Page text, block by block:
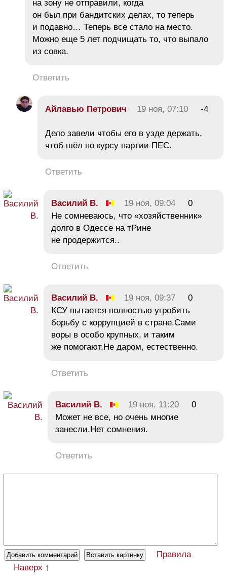
на зону не отправили, когда
он был при бандитских делах, то теперь
и подавно… Теперь все стало на место.
Можно еще 5 лет подчищать то, что выпало
из совка.
Ответить
Айлавью Петрович 19 ноя, 07:10 -4
Дело завели чтобы его в узде держать,
чтоб шёл по курсу партии ПЕС.
Ответить
Василий В. 19 ноя, 09:04
0
Не сомневаюсь, что «хозяйственник»
долго в Одессе на тРине
не продержится..
Ответить
Василий В. 19 ноя, 09:37
0
КСУ пытается полностью угробить
борьбу с коррупцией в стране.Сами
воры в особо крупных, и таким
же помогают.Не даром, естественно.
Ответить
Василий В. 19 ноя, 11:20
0
Может не все, но очень многие
занесли.Нет сомнения.
Ответить
Правила
Наверх ↑